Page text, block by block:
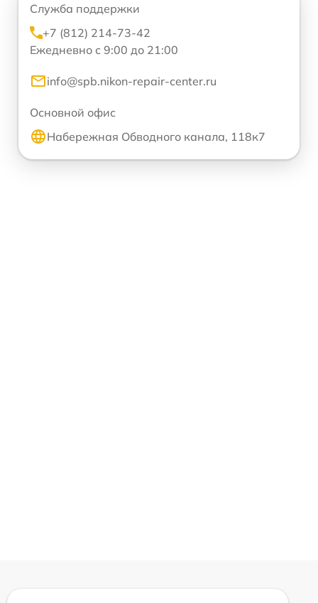
Служба поддержки
+7 (812) 214-73-42
Ежедневно с 9:00 до 21:00
info@spb.nikon-repair-center.ru
Основной офис
Набережная Обводного канала, 118к7